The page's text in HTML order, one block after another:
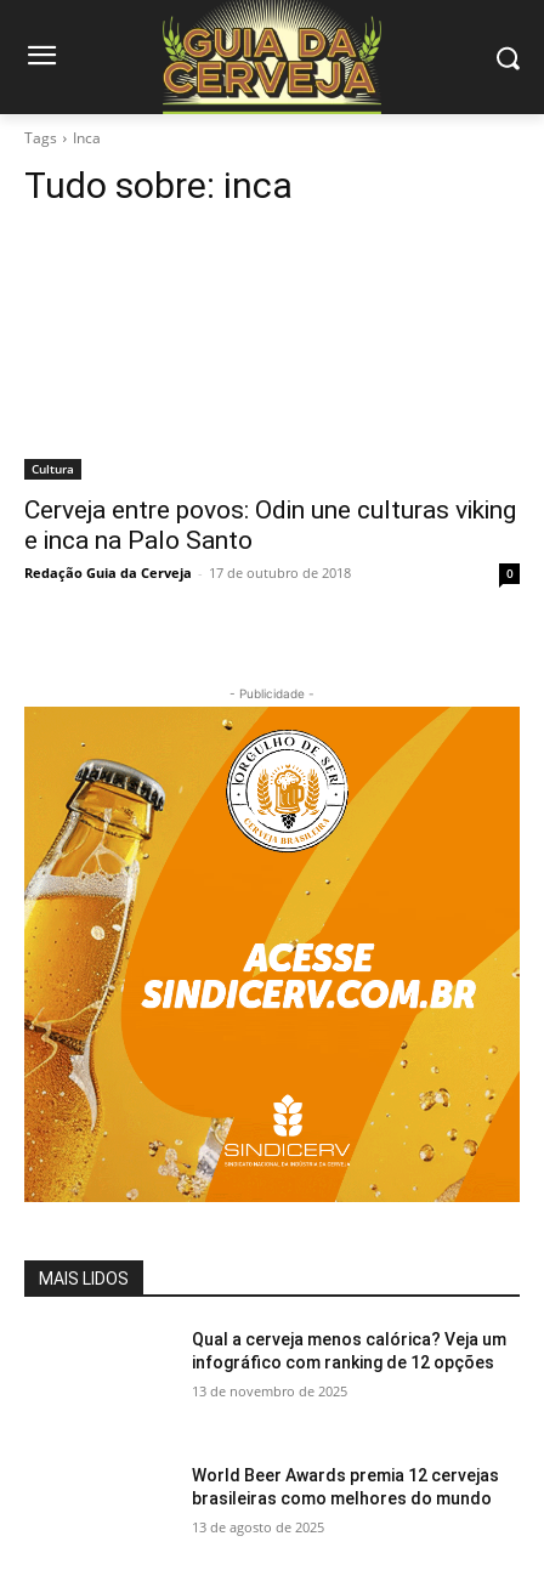
Tags Inca
Tudo sobre: inca
Cultura
Cerveja entre povos: Odin une culturas viking
e inca na Palo Santo
Redação Guia da Cerveja - 17 de outubro de 2018 0
- Publicidade -
MAIS LIDOS
Qual a cerveja menos calórica? Veja um
infográfico com ranking de 12 opções
13 de novembro de 2025
World Beer Awards premia 12 cervejas
brasileiras como melhores do mundo
13 de agosto de 2025